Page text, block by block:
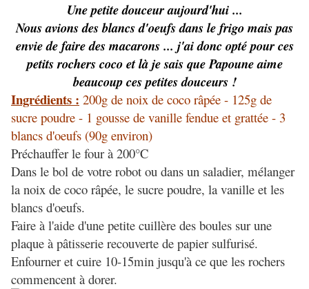
Une petite douceur aujourd'hui ...
Nous avions des blancs d'oeufs dans le frigo mais pas
envie de faire des macarons ... j'ai donc opté pour ces
petits rochers coco et là je sais que Papoune aime
beaucoup ces petites douceurs !
Ingrédients : 200g de noix de coco râpée - 125g de
sucre poudre - 1 gousse de vanille fendue et grattée - 3
blancs d'oeufs (90g environ)
Préchauffer le four à 200°C
Dans le bol de votre robot ou dans un saladier, mélanger
la noix de coco râpée, le sucre poudre, la vanille et les
blancs d'oeufs.
Faire à l'aide d'une petite cuillère des boules sur une
plaque à pâtisserie recouverte de papier sulfurisé.
Enfourner et cuire 10-15min jusqu'à ce que les rochers
commencent à dorer.